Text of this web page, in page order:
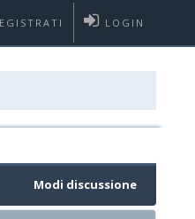
LOGIN
Modi discussione